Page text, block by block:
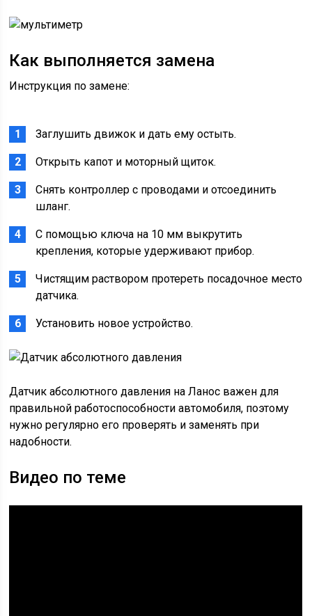
Как выполняется замена
Инструкция по замене:
Заглушить движок и дать ему остыть.
Открыть капот и моторный щиток.
Снять контроллер с проводами и отсоединить
шланг.
С помощью ключа на 10 мм выкрутить
крепления, которые удерживают прибор.
Чистящим раствором протереть посадочное место
датчика.
Установить новое устройство.
Датчик абсолютного давления на Ланос важен для
правильной работоспособности автомобиля, поэтому
нужно регулярно его проверять и заменять при
надобности.
Видео по теме